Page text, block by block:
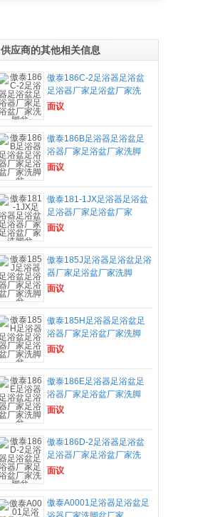
傲泰183-2D足浴
器足浴盆足
面议
供应益生康、益生
供应商的其他相关信息
傲泰186C-2足浴器足浴盆
足浴器厂家足浴盆厂家洗
面议
傲泰186B足浴器足浴盆足
浴器厂家足浴盆厂家洗脚
面议
傲泰181-1JX足浴器足浴盆
足浴器厂家足浴盆厂家
面议
傲泰185J足浴器足浴盆足浴
器厂家足浴盆厂家洗脚
面议
傲泰185H足浴器足浴盆足
浴器厂家足浴盆厂家洗脚
面议
傲泰186E足浴器足浴盆足
浴器厂家足浴盆厂家洗脚
面议
傲泰186D-2足浴器足浴盆
足浴器厂家足浴盆厂家洗
面议
傲泰A0001足浴器足浴盆足